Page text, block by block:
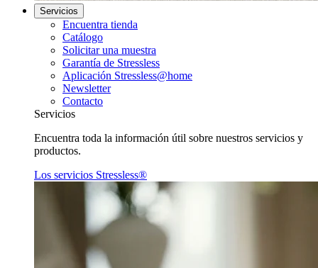
Servicios
Encuentra tienda
Catálogo
Solicitar una muestra
Garantía de Stressless
Aplicación Stressless@home
Newsletter
Contacto
Servicios
Encuentra toda la información útil sobre nuestros servicios y
productos.
Los servicios Stressless®